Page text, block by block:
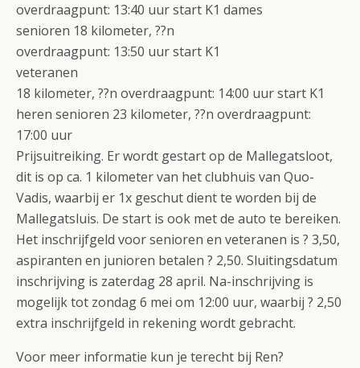
overdraagpunt: 13:40 uur start K1 dames
senioren 18 kilometer, ??n
overdraagpunt: 13:50 uur start K1
veteranen
18 kilometer, ??n overdraagpunt: 14:00 uur start K1
heren senioren 23 kilometer, ??n overdraagpunt:
17:00 uur
Prijsuitreiking. Er wordt gestart op de Mallegatsloot,
dit is op ca. 1 kilometer van het clubhuis van Quo-
Vadis, waarbij er 1x geschut dient te worden bij de
Mallegatsluis. De start is ook met de auto te bereiken.
Het inschrijfgeld voor senioren en veteranen is ? 3,50,
aspiranten en junioren betalen ? 2,50. Sluitingsdatum
inschrijving is zaterdag 28 april. Na-inschrijving is
mogelijk tot zondag 6 mei om 12:00 uur, waarbij ? 2,50
extra inschrijfgeld in rekening wordt gebracht.
Voor meer informatie kun je terecht bij Ren?